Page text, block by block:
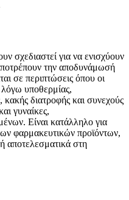
σχεδιαστεί για να ενισχύουν
την αποδυνάμωσή
σε περιπτώσεις όπου οι
υποθερμίας,
διατροφής και συνεχούς
γυναίκες,
Είναι κατάλληλο για
φαρμακευτικών προϊόντων,
αποτελεσματικά στη